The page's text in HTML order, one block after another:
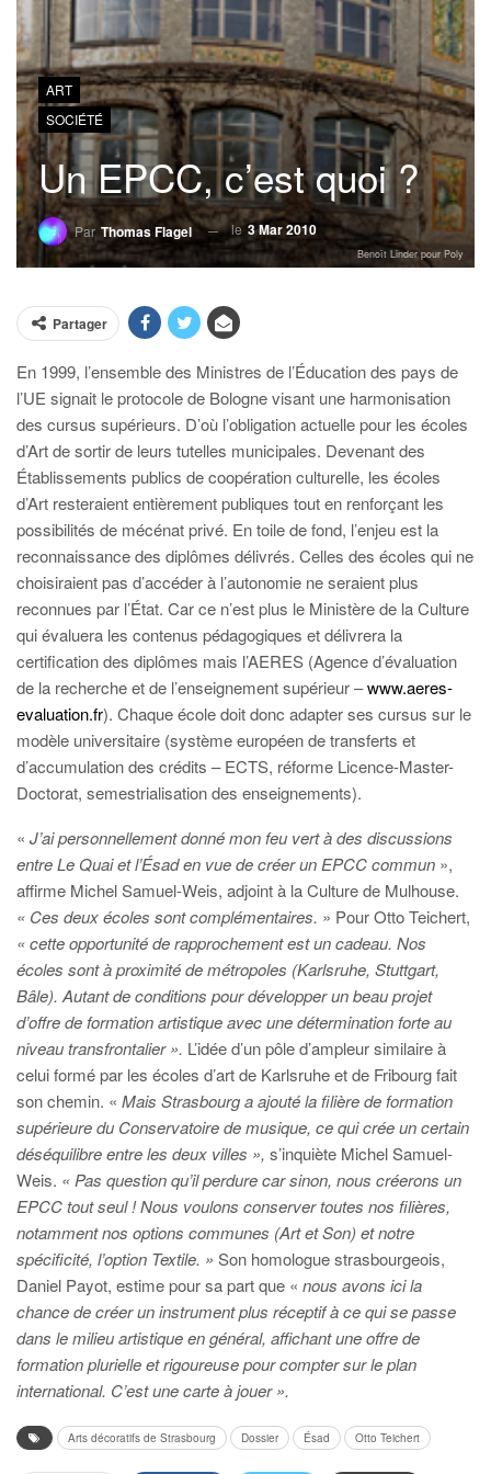
ART
SOCIÉTÉ
Un EPCC, c’est quoi ?
Par Thomas Flagel le3 Mar 2010
Benoît Linder pour Poly
Partager
En 1999, l’ensemble des Ministres de l’Éducation des pays de
l’UE signait le protocole de Bologne visant une harmonisation
des cursus supérieurs. D’où l’obligation actuelle pour les écoles
d’Art de sortir de leurs tutelles municipales. Devenant des
Établissements publics de coopération culturelle, les écoles
d’Art resteraient entièrement publiques tout en renforçant les
possibilités de mécénat privé. En toile de fond, l’enjeu est la
reconnaissance des diplômes délivrés. Celles des écoles qui ne
choisiraient pas d’accéder à l’autonomie ne seraient plus
reconnues par l’État. Car ce n’est plus le Ministère de la Culture
qui évaluera les contenus pédagogiques et délivrera la
certification des diplômes mais l’AERES (Agence d’évaluation
de la recherche et de l’enseignement supérieur –www.aeres-
evaluation.fr). Chaque école doit donc adapter ses cursus sur le
modèle universitaire (système européen de transferts et
d’accumulation des crédits – ECTS, réforme Licence-Master-
Doctorat, semestrialisation des enseignements).
« J’ai personnellement donné mon feu vert à des discussions
entre Le Quai et l’Ésad en vue de créer un EPCC commun »,
affirme Michel Samuel-Weis, adjoint à la Culture de Mulhouse.
« Ces deux écoles sont complémentaires. » Pour Otto Teichert,
« cette opportunité de rapprochement est un cadeau. Nos
écoles sont à proximité de métropoles (Karlsruhe, Stuttgart,
Bâle). Autant deconditions pour développer un beau projet
d’offre de formation artistique avec une détermination forte au
niveau transfrontalier ». L’idée d’un pôle d’ampleur similaire à
celui formé par les écoles d’art de Karlsruhe et de Fribourg fait
son chemin. « Mais Strasbourg a ajouté la filière de formation
supérieure du Conservatoire de musique, ce qui crée un certain
déséquilibre entre les deux villes », s’inquiète Michel Samuel-
Weis. « Pas question qu’il perdure car sinon, nous créerons un
EPCC tout seul !Nous voulons conserver toutes nos filières,
notamment nos options communes (Art et Son) et notre
spécificité, l’option Textile. » Son homologue strasbourgeois,
Daniel Payot, estime pour sa part que « nous avons ici la
chance de créer un instrument plus réceptif à ce qui se passe
dans le milieu artistique en général, affichant une offre de
formation plurielle et rigoureuse pour compter sur le plan
international. C’est une carte à jouer ».
Arts décoratifs de Strasbourg Dossier Ésad Otto Teichert